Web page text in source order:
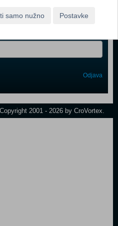
Odjava
2001 - 2026 by CroVortex.
samo nužno Postavke